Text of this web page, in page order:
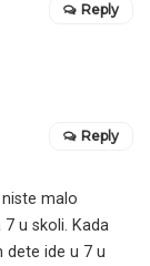
Reply
malo
u skoli. Kada
dete ide u 7 u
Reply